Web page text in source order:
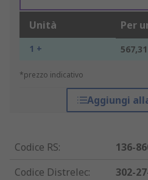
Unità Per
1 +
*prezzo indicativo
Aggiungi
Codice RS:
136-
Codice Distrelec:
302-